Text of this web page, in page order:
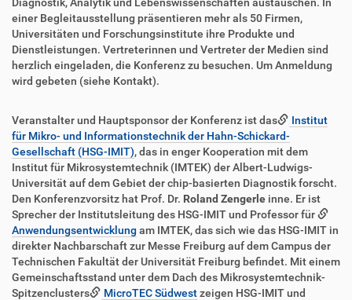
einer Begleitausstellung präsentieren mehr als 50 Firmen,
Universitäten und Forschungsinstitute ihre Produkte und
Dienstleistungen. Vertreterinnen und Vertreter der Medien sind
herzlich eingeladen, die Konferenz zu besuchen. Um Anmeldung
wird gebeten (siehe Kontakt).
Veranstalter und Hauptsponsor der Konferenz ist das
Institut
für Mikro- und Informationstechnik der Hahn-Schickard-
Gesellschaft (HSG-IMIT), das in enger Kooperation mit dem
Institut für Mikrosystemtechnik (IMTEK) der Albert-Ludwigs-
Universität auf dem Gebiet der chip-basierten Diagnostik forscht.
Den Konferenzvorsitz hat Prof. Dr. Roland Zengerle inne. Er ist
Sprecher der Institutsleitung des HSG-IMIT und Professor für
Anwendungsentwicklung am IMTEK, das sich wie das HSG-IMIT in
direkter Nachbarschaft zur Messe Freiburg auf dem Campus der
Technischen Fakultät der Universität Freiburg befindet. Mit einem
Gemeinschaftsstand unter dem Dach des Mikrosystemtechnik-
Spitzenclusters
MicroTEC Südwestzeigen HSG-IMIT und